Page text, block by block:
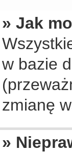
» Jak
w bazie
zmianę
»